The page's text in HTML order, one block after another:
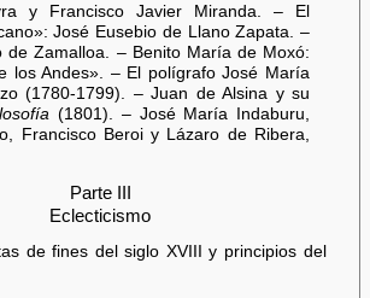
y Francisco Javier Miranda. – El
José Eusebio de Llano Zapata. –
de Zamalloa. – Benito María de Moxó:
los Andes». – El polígrafo José María
(1780-1799). – Juan de Alsina y su
(1801). – José María Indaburu,
Francisco Beroi y Lázaro de Ribera,
Parte III
Eclecticismo
de fines del siglo XVIII y principios del